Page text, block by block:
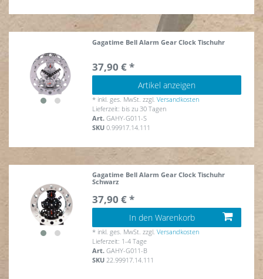
Gagatime Bell Alarm Gear Clock Tischuhr
37,90 € *
Artikel anzeigen
* inkl. ges. MwSt. zzgl.Versandkosten
Lieferzeit: bis zu 30 Tagen
Art.GAHY-G011-S
SKU0.99917.14.111
Gagatime Bell Alarm Gear Clock Tischuhr
Schwarz
37,90 € *
In den Warenkorb
* inkl. ges. MwSt. zzgl.Versandkosten
Lieferzeit: 1-4 Tage
Art.GAHY-G011-B
SKU 22.99917.14.111